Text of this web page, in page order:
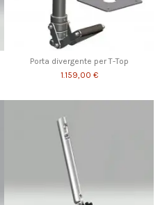
Porta divergente per T-Top
1.159,00 €